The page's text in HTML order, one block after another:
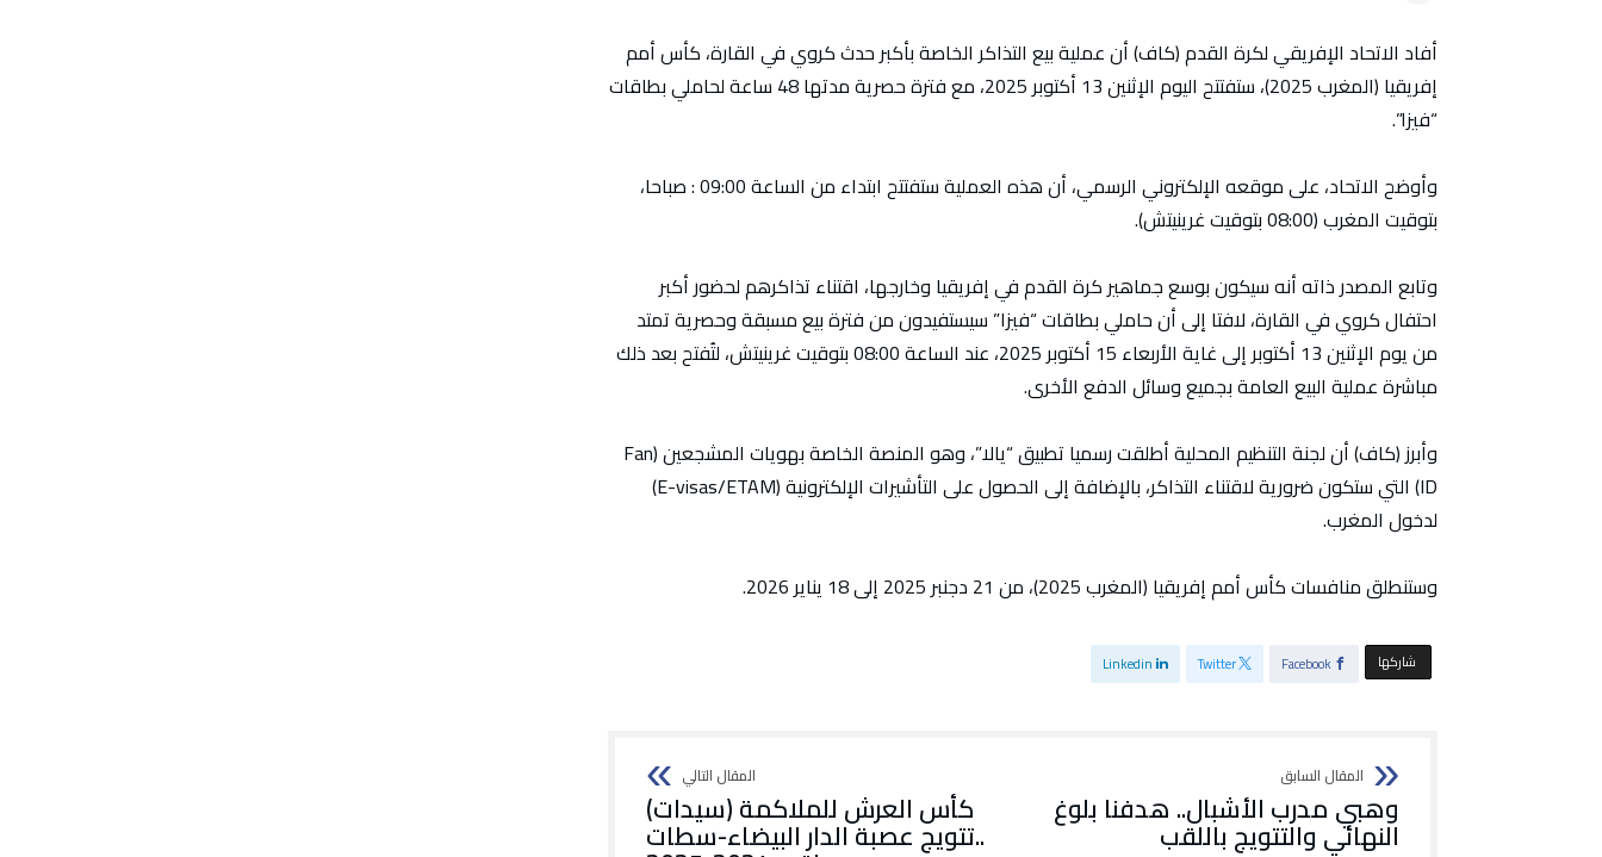
أفاد الاتحاد الإفريقي لكرة القدم (كاف) أن عملية بيع التذاكر الخاصة بأكبر حدث كروي في القارة، كأس أمم
إفريقيا (المغرب 2025)، ستفتتح اليوم الإثنين 13 أكتوبر 2025، مع فترة حصرية مدتها 48 ساعة لحاملي بطاقات
“فيزا”.
وأوضح الاتحاد، على موقعه الإلكتروني الرسمي، أن هذه العملية ستفتتح ابتداء من الساعة 09:00 : صباحا،
بتوقيت المغرب (08:00 بتوقيت غرينيتش).
وتابع المصدر ذاته أنه سيكون بوسع جماهير كرة القدم في إفريقيا وخارجها، اقتناء تذاكرهم لحضور أكبر
احتفال كروي في القارة، لافتا إلى أن حاملي بطاقات “فيزا” سيستفيدون من فترة بيع مسبقة وحصرية تمتد
من يوم الإثنين 13 أكتوبر إلى غاية الأربعاء 15 أكتوبر 2025، عند الساعة 08:00 بتوقيت غرينيتش، لتُفتح بعد ذلك
مباشرة عملية البيع العامة بجميع وسائل الدفع الأخرى.
وأبرز (كاف) أن لجنة التنظيم المحلية أطلقت رسميا تطبيق “يالا”، وهو المنصة الخاصة بهويات المشجعين (Fan
ID) التي ستكون ضرورية لاقتناء التذاكر، بالإضافة إلى الحصول على التأشيرات الإلكترونية (E-visas/ETAM)
لدخول المغرب.
وستنطلق منافسات كأس أمم إفريقيا (المغرب 2025)، من 21 دجنبر 2025 إلى 18 يناير 2026.
‫‫ شاركها‬ Facebook
Twitter
Linkedin
وهبي مدرب الأشبال.. هدفنا بلوغ
النهائي والتتويج باللقب
كأس العرش للملاكمة (سيدات)
..تتويج عصبة الدار البيضاء-سطات